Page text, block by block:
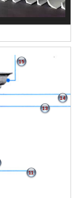
11
13
14
15